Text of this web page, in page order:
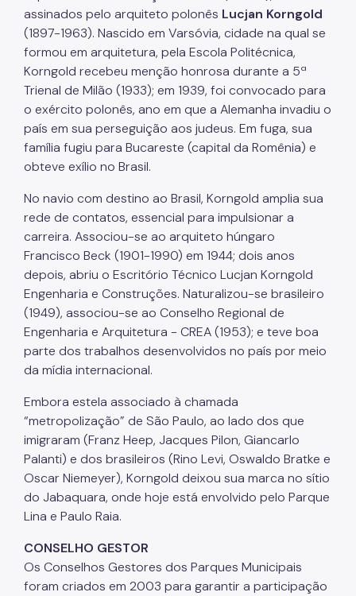
assinados pelo arquiteto polonês Lucjan Korngold
(1897-1963). Nascido em Varsóvia, cidade na qual se
formou em arquitetura, pela Escola Politécnica,
Korngold recebeu menção honrosa durante a 5ª
Trienal de Milão (1933); em 1939, foi convocado para
o exército polonês, ano em que a Alemanha invadiu o
país em sua perseguição aos judeus. Em fuga, sua
família fugiu para Bucareste (capital da Romênia) e
obteve exílio no Brasil.
No navio com destino ao Brasil, Korngold amplia sua
rede de contatos, essencial para impulsionar a
carreira. Associou-se ao arquiteto húngaro
Francisco Beck (1901-1990) em 1944; dois anos
depois, abriu o Escritório Técnico Lucjan Korngold
Engenharia e Construções. Naturalizou-se brasileiro
(1949), associou-se ao Conselho Regional de
Engenharia e Arquitetura - CREA (1953); e teve boa
parte dos trabalhos desenvolvidos no país por meio
da mídia internacional.
Embora estela associado à chamada
“metropolização” de São Paulo, ao lado dos que
imigraram (Franz Heep, Jacques Pilon, Giancarlo
Palanti) e dos brasileiros (Rino Levi, Oswaldo Bratke e
Oscar Niemeyer), Korngold deixou sua marca no sítio
do Jabaquara, onde hoje está envolvido pelo Parque
Lina e Paulo Raia.
CONSELHO GESTOR
Os Conselhos Gestores dos Parques Municipais
foram criados em 2003 para garantir a participação